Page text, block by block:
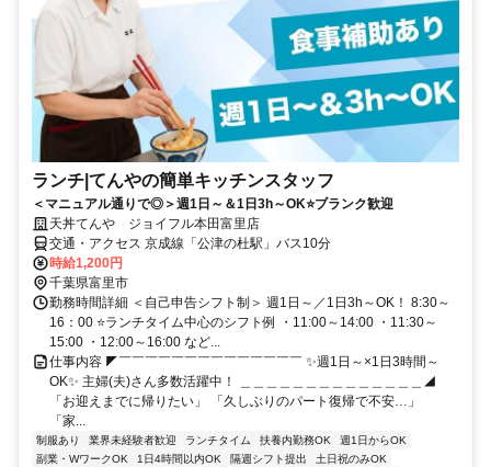
ランチ|てんやの簡単キッチンスタッフ
＜マニュアル通りで◎＞週1日～＆1日3h～OK⭐ブランク歓迎
天丼てんや ジョイフル本田富里店
交通・アクセス 京成線「公津の杜駅」バス10分
時給1,200円
千葉県富里市
勤務時間詳細 ＜自己申告シフト制＞ 週1日～／1日3h～OK！ 8:30～
16：00 ⭐ランチタイム中心のシフト例 ・11:00～14:00 ・11:30～
15:00 ・12:00～16:00 など...
仕事内容 ◤￣￣￣￣￣￣￣￣￣￣￣￣￣￣ ✨週1日～×1日3時間～
OK✨ 主婦(夫)さん多数活躍中！ ＿＿＿＿＿＿＿＿＿＿＿＿＿＿◢
「お迎えまでに帰りたい」 「久しぶりのパート復帰で不安…」
「家...
制服あり 業界未経験者歓迎 ランチタイム 扶養内勤務OK
週1日からOK
副業・WワークOK
1日4時間以内OK 隔週シフト提出
土日祝のみOK